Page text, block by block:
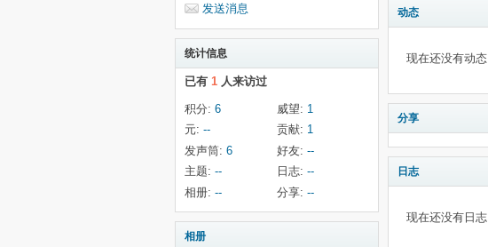
发送消息
统计信息
已有 1 人来访过
积分: 6 威望: 1
元: -- 贡献: 1
发声筒: 6 好友: --
主题: -- 日志: --
相册: -- 分享: --
相册
动态
现在还没有动态
分享
日志
现在还没有日志